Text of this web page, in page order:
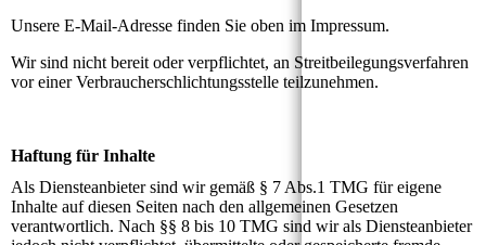
Unsere E-Mail-Adresse finden Sie oben im Impressum.
Wir sind nicht bereit oder verpflichtet, an Streitbeilegungsverfahren
vor einer Verbraucherschlichtungsstelle teilzunehmen.
Haftung für Inhalte
Als Diensteanbieter sind wir gemäß § 7 Abs.1 TMG für eigene
Inhalte auf diesen Seiten nach den allgemeinen Gesetzen
verantwortlich. Nach §§ 8 bis 10 TMG sind wir als Diensteanbieter